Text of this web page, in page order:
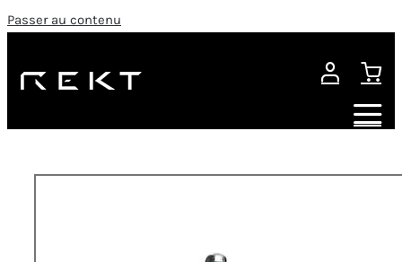
Passer au contenu